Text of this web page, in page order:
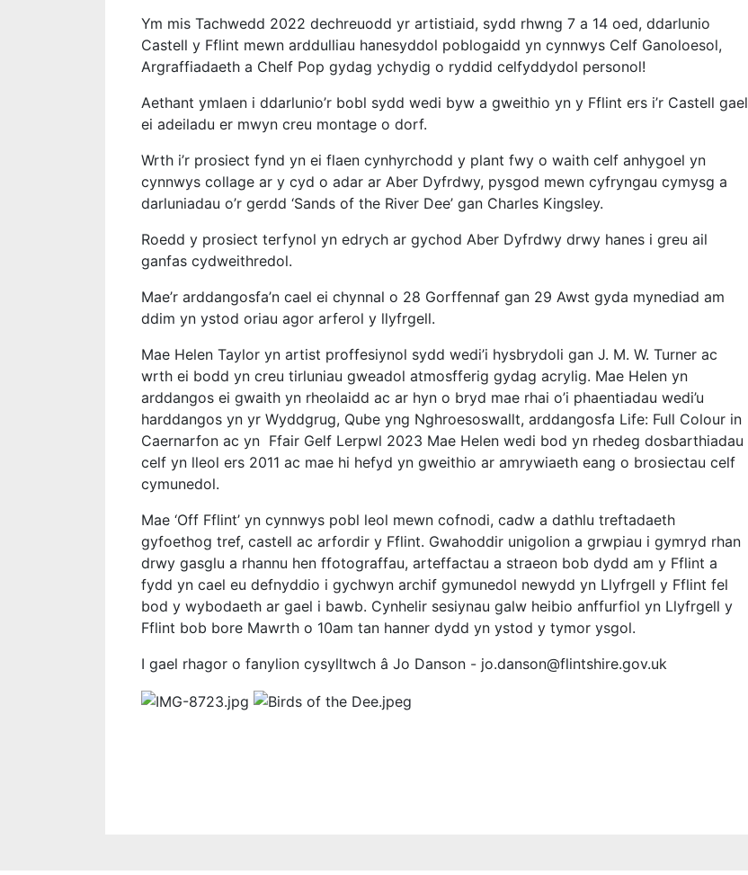
Ym mis Tachwedd 2022 dechreuodd yr artistiaid, sydd rhwng 7 a 14 oed, ddarlunio
Castell y Fflint mewn arddulliau hanesyddol poblogaidd yn cynnwys Celf Ganoloesol,
Argraffiadaeth a Chelf Pop gydag ychydig o ryddid celfyddydol personol!
Aethant ymlaen i ddarlunio’r bobl sydd wedi byw a gweithio yn y Fflint ers i’r Castell gael
ei adeiladu er mwyn creu montage o dorf.
Wrth i’r prosiect fynd yn ei flaen cynhyrchodd y plant fwy o waith celf anhygoel yn
cynnwys collage ar y cyd o adar ar Aber Dyfrdwy, pysgod mewn cyfryngau cymysg a
darluniadau o’r gerdd ‘Sands of the River Dee’ gan Charles Kingsley.
Roedd y prosiect terfynol yn edrych ar gychod Aber Dyfrdwy drwy hanes i greu ail
ganfas cydweithredol.
Mae’r arddangosfa’n cael ei chynnal o 28 Gorffennaf gan 29 Awst gyda mynediad am
ddim yn ystod oriau agor arferol y llyfrgell.
Mae Helen Taylor yn artist proffesiynol sydd wedi’i hysbrydoli gan J. M. W. Turner ac
wrth ei bodd yn creu tirluniau gweadol atmosfferig gydag acrylig. Mae Helen yn
arddangos ei gwaith yn rheolaidd ac ar hyn o bryd mae rhai o’i phaentiadau wedi’u
harddangos yn yr Wyddgrug, Qube yng Nghroesoswallt, arddangosfa Life: Full Colour in
Caernarfon ac yn Ffair Gelf Lerpwl 2023 Mae Helen wedi bod yn rhedeg dosbarthiadau
celf yn lleol ers 2011 ac mae hi hefyd yn gweithio ar amrywiaeth eang o brosiectau celf
cymunedol.
Mae ‘Off Fflint’ yn cynnwys pobl leol mewn cofnodi, cadw a dathlu treftadaeth
gyfoethog tref, castell ac arfordir y Fflint. Gwahoddir unigolion a grwpiau i gymryd rhan
drwy gasglu a rhannu hen ffotograffau, arteffactau a straeon bob dydd am y Fflint a
fydd yn cael eu defnyddio i gychwyn archif gymunedol newydd yn Llyfrgell y Fflint fel
bod y wybodaeth ar gael i bawb. Cynhelir sesiynau galw heibio anffurfiol yn Llyfrgell y
Fflint bob bore Mawrth o 10am tan hanner dydd yn ystod y tymor ysgol.
I gael rhagor o fanylion cysylltwch â Jo Danson - jo.danson@flintshire.gov.uk